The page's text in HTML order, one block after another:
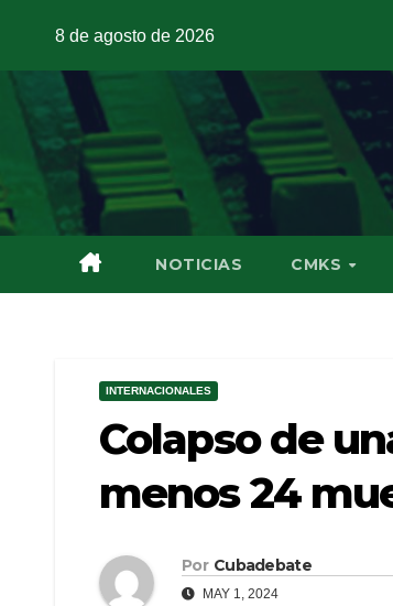
8 de agosto de 2026
NOTICIAS CMKS
INTERNACIONALES
Colapso de
menos 24
Por Cubadebate
MAY 1, 2024